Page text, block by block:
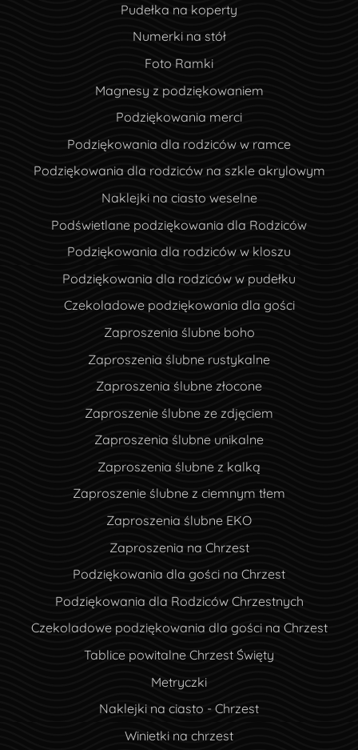
Pudełka na koperty
Numerki na stół
Foto Ramki
Magnesy z podziękowaniem
Podziękowania merci
Podziękowania dla rodziców w ramce
Podziękowania dla rodziców na szkle akrylowym
Naklejki na ciasto weselne
Podświetlane podziękowania dla Rodziców
Podziękowania dla rodziców w kloszu
Podziękowania dla rodziców w pudełku
Czekoladowe podziękowania dla gości
Zaproszenia ślubne boho
Zaproszenia ślubne rustykalne
Zaproszenia ślubne złocone
Zaproszenie ślubne ze zdjęciem
Zaproszenia ślubne unikalne
Zaproszenia ślubne z kalką
Zaproszenie ślubne z ciemnym tłem
Zaproszenia ślubne EKO
Zaproszenia na Chrzest
Podziękowania dla gości na Chrzest
Podziękowania dla Rodziców Chrzestnych
Czekoladowe podziękowania dla gości na Chrzest
Tablice powitalne Chrzest Święty
Metryczki
Naklejki na ciasto - Chrzest
Winietki na chrzest